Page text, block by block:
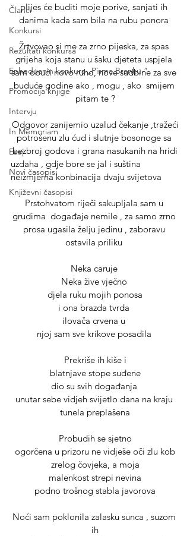
Članci
Konkursi
Rezultati konkursa
Enheduanin konkurs „Pisma Branku ”
Promocija knjige
Intervju
In Memoriam
Esej
Novi časopisi
Književni časopisi
plijes će buditi moje porive, sanjati ih
danima kada sam bila na rubu ponora
Žrtvovao si me za zrno pijeska, za spas
grijeha koja stanu u šaku djeteta uspjela
sam obući novo ruho, nove sudbine za sve
buduće godine ako , mogu , ako  smijem
pitam te ?
Odgovor zanijemio uzalud čekanje ,tražeći
potrošenu zlu ćud i slutnje bosonoge sa
bezbroj godova i grana nasukanih na hridi
uzdaha , gdje bore se jal i suština
neizmjerna konbinacija dvaju svijetova
Prstohvatom riječi sakupljala sam u
grudima  događaje nemile , za samo zrno
prosa ugasila želju jedinu , zaboravu
ostavila priliku
Neka caruje
Neka žive vječno
djela ruku mojih ponosa
i ona brazda tvrda
ilovača crvena u
njoj sam sve krikove posadila
Prekriše ih kiše i
blatnjave stope suđene
dio su svih događanja
unutar sebe vidjeh svijetlo dana na kraju
tunela preplašena
Probudih se sjetno
ogorčena u prizoru ne vidješe oči zlu kob
zrelog čovjeka, a moja
malenkost strepi nevina
podno trošnog stabla javorova
Noći sam poklonila zalasku sunca , suzom
ih